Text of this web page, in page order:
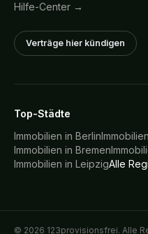
Hilfe-Center →
Verträge hier kündigen
Top-Städte
Immobilien in Berlin
Immobilien in Bremen
Immobilien in LeipzigAlle
© 2026 123provisionsfrei. Alle